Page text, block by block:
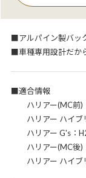
■アルパイン製バッ
■車種専用設計だか
■適合情報
ハリアー(MC前)
ハリアー ハイブ
ハリアー G's：
ハリアー(MC後)
ハリアー ハイブ